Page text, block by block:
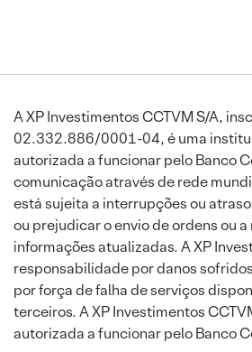
A XP Investimentos CCTVM S/A,
02.332.886/0001-04, é uma
autorizada a funcionar pelo Banco
comunicação através de rede
está sujeita a interrupções ou
ou prejudicar o envio de ordens ou
informações atualizadas. A XP
responsabilidade por danos
por força de falha de serviços
terceiros. A XP Investimentos
autorizada a funcionar pelo Banco